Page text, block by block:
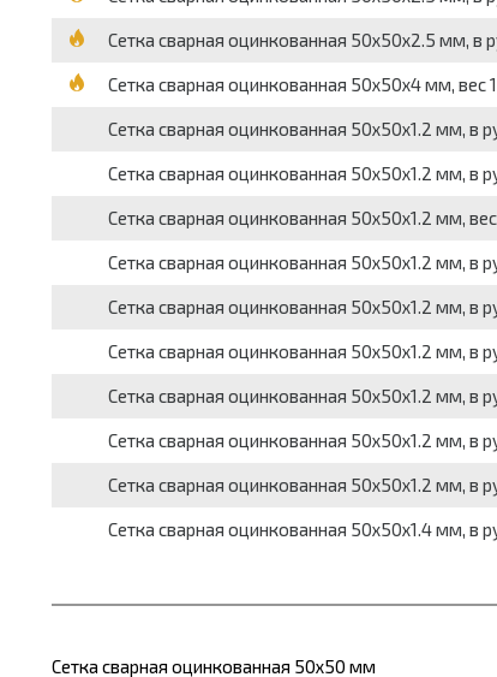
Сетка сварная оцинкованная 50x50x2.5 мм, в
Сетка сварная оцинкованная 50x50x4 мм, вес
Сетка сварная оцинкованная 50x50x1.2 мм, в
Сетка сварная оцинкованная 50x50x1.2 мм, в
Сетка сварная оцинкованная 50x50x1.2 мм,
Сетка сварная оцинкованная 50x50x1.2 мм, в
Сетка сварная оцинкованная 50x50x1.2 мм, в
Сетка сварная оцинкованная 50x50x1.2 мм, в
Сетка сварная оцинкованная 50x50x1.2 мм, в
Сетка сварная оцинкованная 50x50x1.2 мм, в
Сетка сварная оцинкованная 50x50x1.2 мм, в
Сетка сварная оцинкованная 50x50x1.4 мм, в
Сетка сварная оцинкованная 50х50 мм